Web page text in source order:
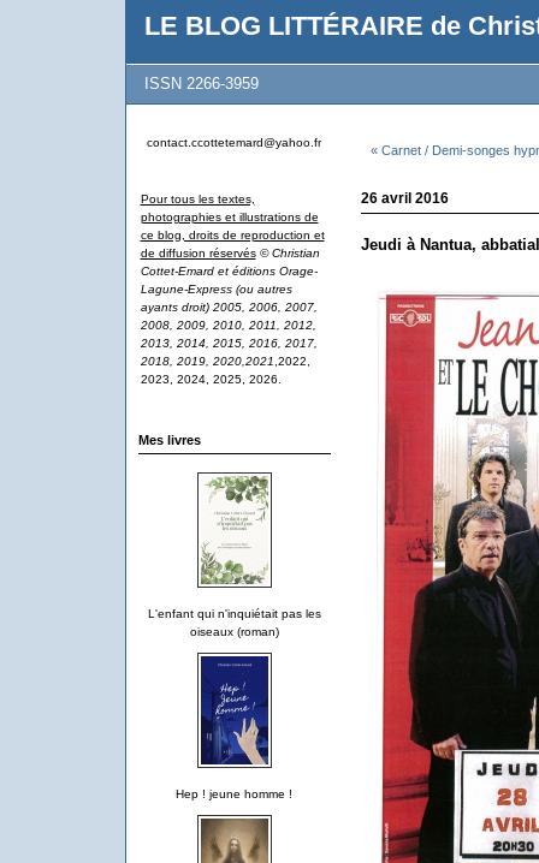
LE BLOG LITTÉRAIRE de
ISSN 2266-3959
contact.ccottetemard@yahoo.fr
Pour tous les textes,
photographies et illustrations de
ce blog, droits de reproduction et
de diffusion réservés © Christian
Cottet-Emard et éditions Orage-
Lagune-Express (ou autres
ayants droit) 2005, 2006, 2007,
2008, 2009, 2010, 2011, 2012,
2013, 2014, 2015, 2016, 2017,
2018, 2019, 2020,2021 ,2022,
2023, 2024, 2025, 2026.
Mes livres
L'enfant qui n'inquiétait pas les
oiseaux (roman)
Hep ! jeune homme !
« Carnet / Demi-songes
26 avril 2016
Jeudi à Nantua,